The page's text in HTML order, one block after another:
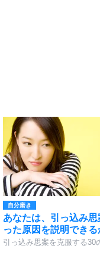
自分磨き
あなたは、引っ込み思
った原因を説明できる
引っ込み思案を克服する30